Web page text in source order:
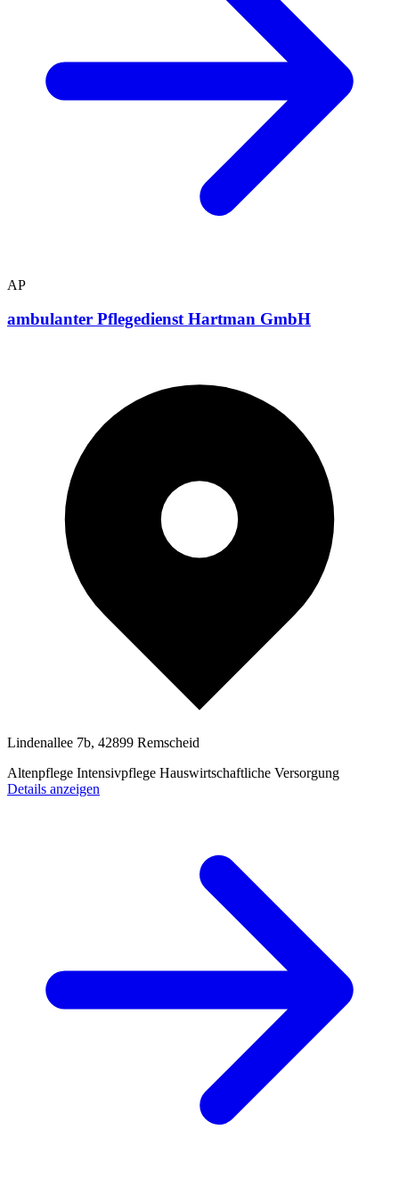
AP
ambulanter Pflegedienst Hartman GmbH
Lindenallee 7b, 42899 Remscheid
Altenpflege Intensivpflege Hauswirtschaftliche Versorgung
Details anzeigen